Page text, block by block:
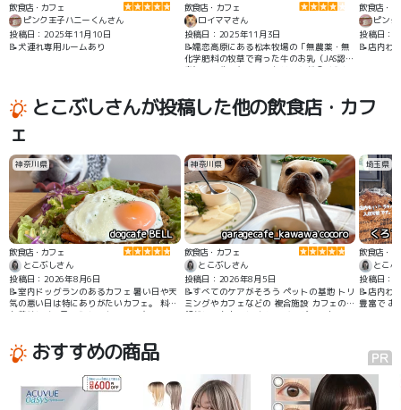
飲食店・カフェ
ピンク王子ハニーくんさん
投稿日：2025年11月10日
📝犬連れ専用ルームあり
飲食店・カフェ
ロイママさん
投稿日：2025年11月3日
📝嬬恋高原にある松本牧場の「無農薬・無
化学肥料の牧草で育った牛のお乳（JAS認
定）」で作ったソフトクリームが食べられ
飲食店・カ
ピン
投稿日：
📝店内わ
とこぶしさんが投稿した他の飲食店・カフ
ェ
神奈川県
dogcafe BELL
飲食店・カフェ
とこぶしさん
投稿日：2026年8月6日
📝室内ドッグランのあるカフェ 暑い日や天
気の悪い日は特にありがたいカフェ。 料理
も美味しく 1日いられるカフェです
神奈川県
garagecafe_kawawa cocoro
飲食店・カフェ
とこぶしさん
投稿日：2026年8月5日
📝すべてのケアがそろう ペットの基地 トリ
ミングやカフェなどの 複合施設 カフェのご
飯がとてもおいしく ミニドッグランありで
埼玉県
飲食店・カ
とこぶ
投稿日：
📝店内わんち
豊富で お
おすすめの商品